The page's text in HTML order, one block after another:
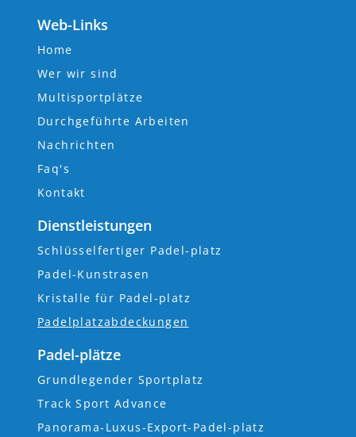
Web-Links
Home
Wer wir sind
Multisportplätze
Durchgeführte Arbeiten
Nachrichten
Faq's
Kontakt
Dienstleistungen
Schlüsselfertiger Padel-platz
Padel-Kunstrasen
Kristalle für Padel-platz
Padelplatzabdeckungen
Padel-plätze
Grundlegender Sportplatz
Track Sport Advance
Panorama-Luxus-Export-Padel-platz